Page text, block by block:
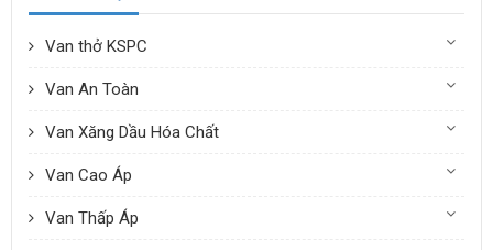
Van thở KSPC
Van An Toàn
Van Xăng Dầu Hóa Chất
Van Cao Áp
Van Thấp Áp